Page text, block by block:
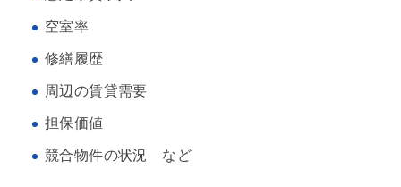
空室率
修繕履歴
周辺の賃貸需要
担保価値
競合物件の状況 など